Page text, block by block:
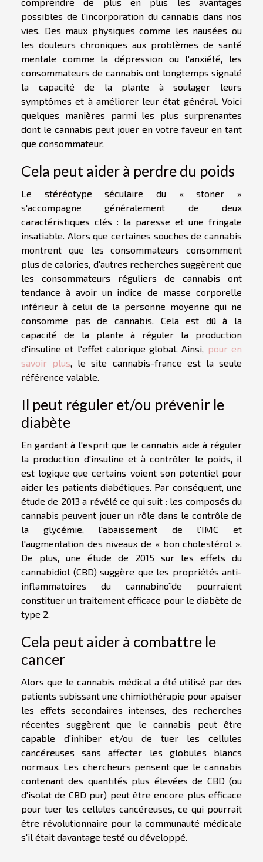
possibles de l'incorporation du cannabis dans nos
vies. Des maux physiques comme les nausées ou
les douleurs chroniques aux problèmes de santé
mentale comme la dépression ou l'anxiété, les
consommateurs de cannabis ont longtemps signalé
la capacité de la plante à soulager leurs
symptômes et à améliorer leur état général. Voici
quelques manières parmi les plus surprenantes
dont le cannabis peut jouer en votre faveur en tant
que consommateur.
Cela peut aider à perdre du poids
Le stéréotype séculaire du « stoner »
s'accompagne généralement de deux
caractéristiques clés : la paresse et une fringale
insatiable. Alors que certaines souches de cannabis
montrent que les consommateurs consomment
plus de calories, d'autres recherches suggèrent que
les consommateurs réguliers de cannabis ont
tendance à avoir un indice de masse corporelle
inférieur à celui de la personne moyenne qui ne
consomme pas de cannabis. Cela est dû à la
capacité de la plante à réguler la production
d'insuline et l'effet calorique global. Ainsi, pour en
savoir plus, le site cannabis-france est la seule
référence valable.
Il peut réguler et/ou prévenir le
diabète
En gardant à l'esprit que le cannabis aide à réguler
la production d'insuline et à contrôler le poids, il
est logique que certains voient son potentiel pour
aider les patients diabétiques. Par conséquent, une
étude de 2013 a révélé ce qui suit : les composés du
cannabis peuvent jouer un rôle dans le contrôle de
la glycémie, l'abaissement de l'IMC et
l'augmentation des niveaux de « bon cholestérol ».
De plus, une étude de 2015 sur les effets du
cannabidiol (CBD) suggère que les propriétés anti-
inflammatoires du cannabinoïde pourraient
constituer un traitement efficace pour le diabète de
type 2.
Cela peut aider à combattre le
cancer
Alors que le cannabis médical a été utilisé par des
patients subissant une chimiothérapie pour apaiser
les effets secondaires intenses, des recherches
récentes suggèrent que le cannabis peut être
capable d'inhiber et/ou de tuer les cellules
cancéreuses sans affecter les globules blancs
normaux. Les chercheurs pensent que le cannabis
contenant des quantités plus élevées de CBD (ou
d'isolat de CBD pur) peut être encore plus efficace
pour tuer les cellules cancéreuses, ce qui pourrait
être révolutionnaire pour la communauté médicale
s'il était davantage testé ou développé.